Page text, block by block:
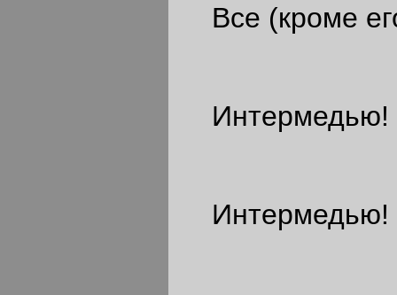
Все (кроме
Интермедью!
Интермедью!